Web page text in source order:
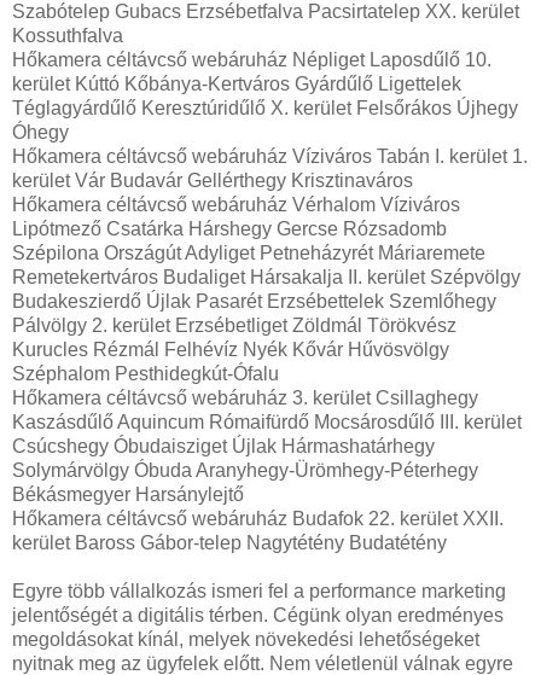
Szabótelep Gubacs Erzsébetfalva Pacsirtatelep XX. kerület
Kossuthfalva
Hőkamera céltávcső webáruház Népliget Laposdűlő 10.
kerület Kúttó Kőbánya-Kertváros Gyárdűlő Ligettelek
Téglagyárdűlő Keresztúridűlő X. kerület Felsőrákos Újhegy
Óhegy
Hőkamera céltávcső webáruház Víziváros Tabán I. kerület 1.
kerület Vár Budavár Gellérthegy Krisztinaváros
Hőkamera céltávcső webáruház Vérhalom Víziváros
Lipótmező Csatárka Hárshegy Gercse Rózsadomb
Szépilona Országút Adyliget Petneházyrét Máriaremete
Remetekertváros Budaliget Hársakalja II. kerület Szépvölgy
Budakeszierdő Újlak Pasarét Erzsébettelek Szemlőhegy
Pálvölgy 2. kerület Erzsébetliget Zöldmál Törökvész
Kurucles Rézmál Felhévíz Nyék Kővár Hűvösvölgy
Széphalom Pesthidegkút-Ófalu
Hőkamera céltávcső webáruház 3. kerület Csillaghegy
Kaszásdűlő Aquincum Rómaifürdő Mocsárosdűlő III. kerület
Csúcshegy Óbudaisziget Újlak Hármashatárhegy
Solymárvölgy Óbuda Aranyhegy-Ürömhegy-Péterhegy
Békásmegyer Harsánylejtő
Hőkamera céltávcső webáruház Budafok 22. kerület XXII.
kerület Baross Gábor-telep Nagytétény Budatétény
Egyre több vállalkozás ismeri fel a performance marketing
jelentőségét a digitális térben. Cégünk olyan eredményes
megoldásokat kínál, melyek növekedési lehetőségeket
nyitnak meg az ügyfelek előtt. Nem véletlenül válnak egyre